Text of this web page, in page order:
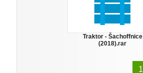
Traktor - Šachoffnice
(2018).rar
1